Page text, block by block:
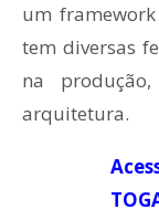
um
tem diversas
na
arquitetura.